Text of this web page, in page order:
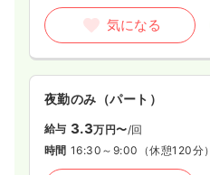
気になる
夜勤のみ（パート）
給与 3.3万円〜/回
時間 16:30～9:00 （休憩120分）